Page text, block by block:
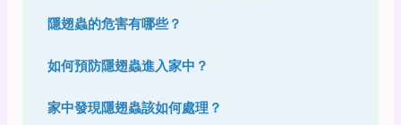
隱翅蟲的危害有哪些？
如何預防隱翅蟲進入家中？
家中發現隱翅蟲該如何處理？